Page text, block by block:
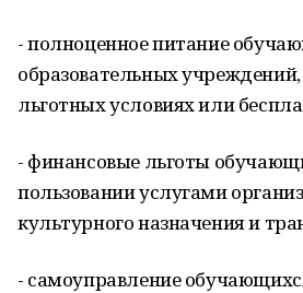
- полноценное питание
образовательных
льготных условиях или
- финансовые льготы
пользовании услугами
культурного назначения и
- самоуправление